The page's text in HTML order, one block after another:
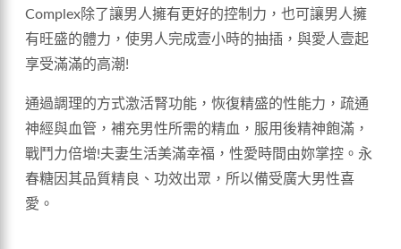
Complex除了讓男人擁有更好的控制力，也可讓男人擁
有旺盛的體力，使男人完成壹小時的抽插，與愛人壹起
享受滿滿的高潮!
通過調理的方式激活腎功能，恢復精盛的性能力，疏通
神經與血管，補充男性所需的精血，服用後精神飽滿，
戰鬥力倍增!夫妻生活美滿幸福，性愛時間由妳掌控。永
春糖因其品質精良、功效出眾，所以備受廣大男性喜
愛。